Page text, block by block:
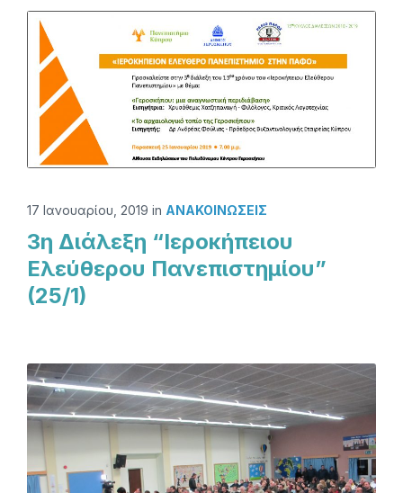
17 Ιανουαρίου, 2019 in ΑΝΑΚΟΙΝΏΣΕΙΣ
3η Διάλεξη “Ιεροκήπειου
Ελεύθερου Πανεπιστημίου”
(25/1)